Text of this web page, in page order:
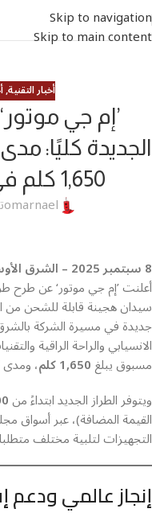
Skip to navigation
Skip to main content
أخبار التقنية,
الجديدة كليًا:
1,650 كلم في الشرق الأوسط
omarnael
8 سبتمبر 2025 – الشرق الأوسط
أعلنت ’إم جي موتور‘ عن طرح
سيدان هجينة قابلة للشحن من
جديدة في مسيرة الشركة
الانسيابي والراحة الراقية
مسبوق يبلغ1,650 كلم ، ومدى
ويتوفر الطراز الجديد ابتداءً من
القيمة المضافة)، عبر أسواق
التجهيزات لتلبية مختلف
إنجاز عالمي ودعم